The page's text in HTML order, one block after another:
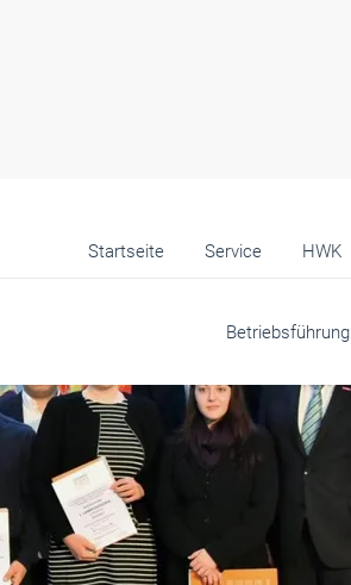
Startseite Service HWK
Betriebsführung